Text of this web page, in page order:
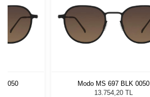
0050
Modo MS 697 BLK 0050
13.754,20 TL